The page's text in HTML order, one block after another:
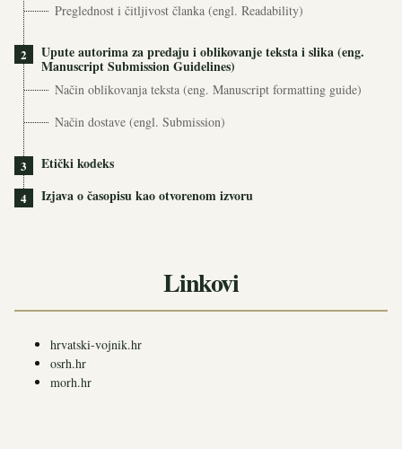
Preglednost i čitljivost članka (engl. Readability)
2 Upute autorima za predaju i oblikovanje teksta i slika (eng.
Manuscript Submission Guidelines)
Način oblikovanja teksta (eng. Manuscript formatting guide)
Način dostave (engl. Submission)
3 Etički kodeks
4 Izjava o časopisu kao otvorenom izvoru
Linkovi
hrvatski-vojnik.hr
osrh.hr
morh.hr